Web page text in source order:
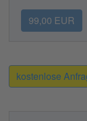
99,00 EUR
kostenlose